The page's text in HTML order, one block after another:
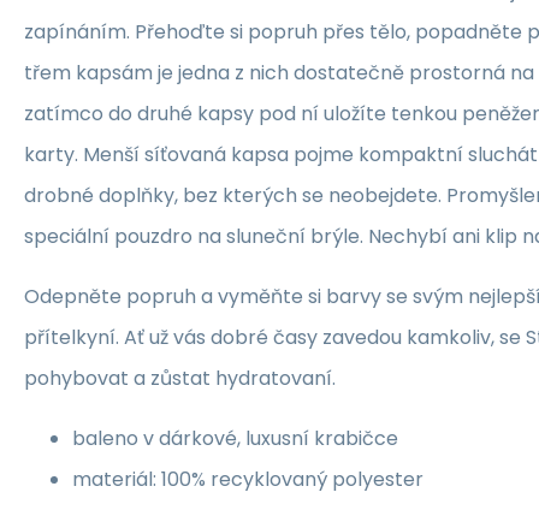
zapínáním. Přehoďte si popruh přes tělo, popadněte
třem kapsám je jedna z nich dostatečně prostorná na
zatímco do druhé kapsy pod ní uložíte tenkou
karty. Menší síťovaná kapsa pojme kompaktní
drobné doplňky, bez kterých se neobejdete.
speciální pouzdro na sluneční brýle. Nechybí ani klip
Odepněte popruh a vyměňte si barvy se svým
přítelkyní. Ať už vás dobré časy zavedou kamkoliv, se
pohybovat a zůstat hydratovaní.
baleno v dárkové, luxusní krabičce
materiál: 100% recyklovaný polyester